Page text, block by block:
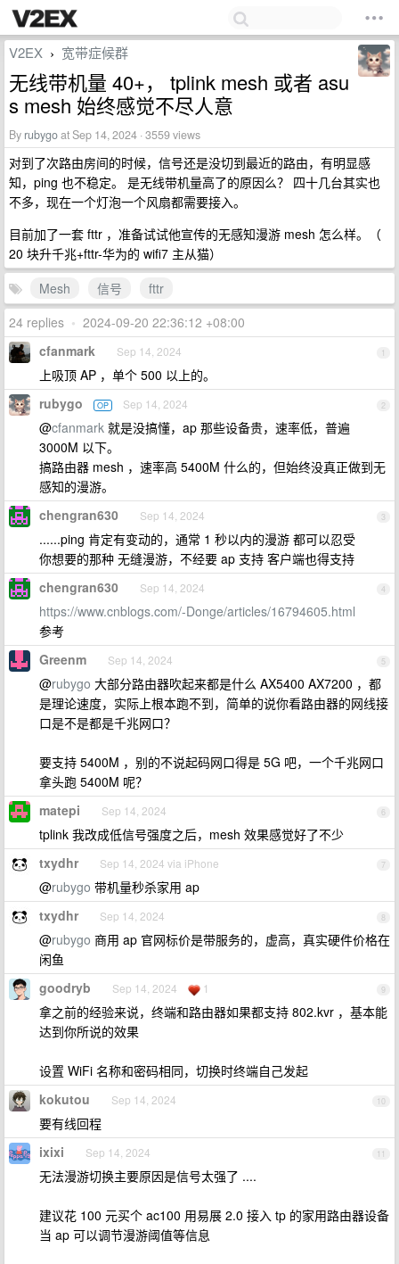
V2EX › 宽带症候群
无线带机量 40+， tplink mesh 或者 asu
s mesh 始终感觉不尽人意
By rubygoat Sep 14, 2024 · 3559 views
对到了次路由房间的时候，信号还是没切到最近的路由，有明显感
知，ping 也不稳定。 是无线带机量高了的原因么？ 四十几台其实也
不多，现在一个灯泡一个风扇都需要接入。
目前加了一套 fttr ，准备试试他宣传的无感知漫游 mesh 怎么样。（
20 块升千兆+fttr-华为的 wifi7 主从猫）
Mesh
信号
fttr
24 replies • 2024-09-20 22:36:12 +08:00
1
cfanmark Sep 14, 2024
上吸顶 AP ，单个 500 以上的。
2
rubygo OP Sep 14, 2024
@cfanmark 就是没搞懂，ap 那些设备贵，速率低，普遍
3000M 以下。
搞路由器 mesh ，速率高 5400M 什么的，但始终没真正做到无
感知的漫游。
3
chengran630 Sep 14, 2024
......ping 肯定有变动的，通常 1 秒以内的漫游 都可以忍受
你想要的那种 无缝漫游，不经要 ap 支持 客户端也得支持
4
chengran630 Sep 14, 2024
https://www.cnblogs.com/-Donge/articles/16794605.html
参考
5
Greenm Sep 14, 2024
@rubygo 大部分路由器吹起来都是什么 AX5400 AX7200 ，都
是理论速度，实际上根本跑不到，简单的说你看路由器的网线接
口是不是都是千兆网口？
要支持 5400M ，别的不说起码网口得是 5G 吧，一个千兆网口
拿头跑 5400M 呢？
6
matepi Sep 14, 2024
tplink 我改成低信号强度之后，mesh 效果感觉好了不少
7
txydhr Sep 14, 2024 via iPhone
@rubygo 带机量秒杀家用 ap
8
txydhr Sep 14, 2024
@rubygo 商用 ap 官网标价是带服务的，虚高，真实硬件价格在
闲鱼
9
goodryb Sep 14, 2024 1
拿之前的经验来说，终端和路由器如果都支持 802.kvr ，基本能
达到你所说的效果
设置 WiFi 名称和密码相同，切换时终端自己发起
10
kokutou Sep 14, 2024
要有线回程
11
ixixi Sep 14, 2024
无法漫游切换主要原因是信号太强了 ....
建议花 100 元买个 ac100 用易展 2.0 接入 tp 的家用路由器设备
当 ap 可以调节漫游阈值等信息